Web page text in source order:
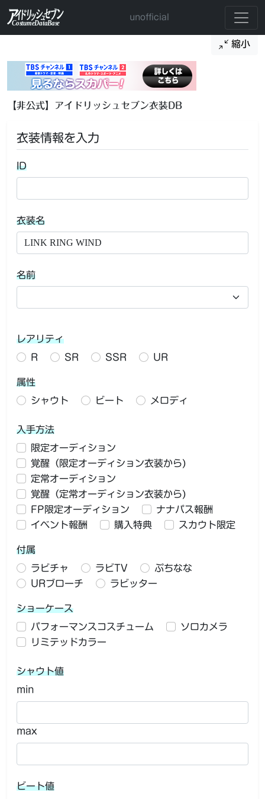
unofficial
縮小
【非公式】アイドリッシュセブン衣装DB
衣装情報を入力
ID
衣装名
名前
レアリティ
R
SR SSR UR
属性
シャウト
ビート メロディ
入手方法
限定オーディション
覚醒（限定オーディション衣装から)
定常オーディション
覚醒（定常オーディション衣装から)
FP限定オーディション
ナナパス報酬
イベント報酬
購入特典 スカウト限定
付属
ラビチャ
ラビTV
ぷちなな
URブローチ
ラビッター
ショーケース
パフォーマンスコスチューム
ソロカメラ
リミテッドカラー
シャウト値
min
max
ビート値